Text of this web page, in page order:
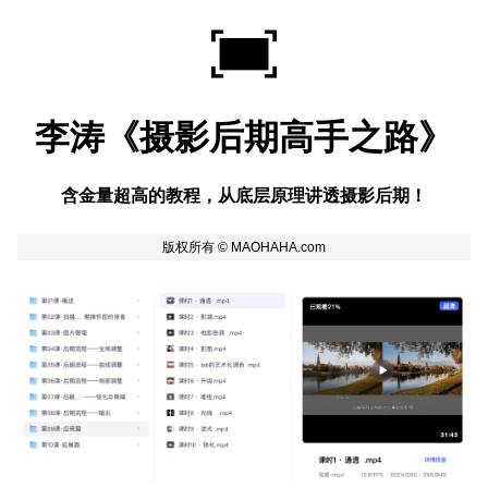
李涛《摄影后期高手之路》
含金量超高的教程，从底层原理讲透摄影后期！